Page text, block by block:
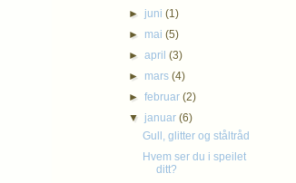
► juni(1)
► mai(5)
►april(3)
► mars(4)
►februar(2)
▼ januar(6)
Gull, glitter og ståltråd
Hvem ser du i speilet
ditt?